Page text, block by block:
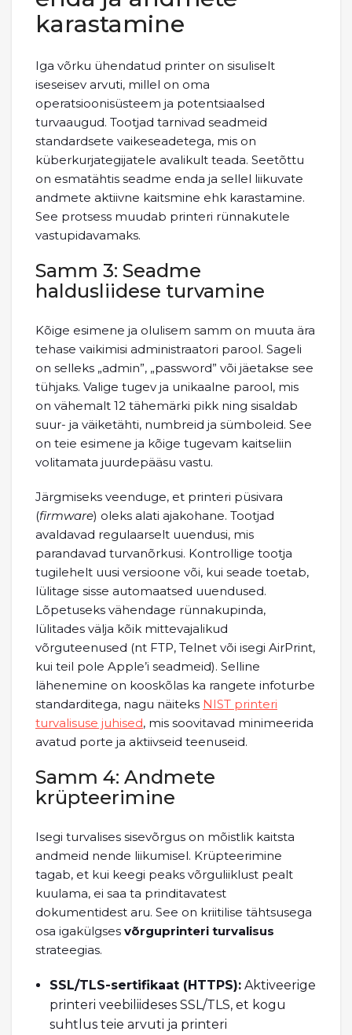
karastamine
Iga võrku ühendatud printer on sisuliselt
iseseisev arvuti, millel on oma
operatsioonisüsteem ja potentsiaalsed
turvaaugud. Tootjad tarnivad seadmeid
standardsete vaikeseadetega, mis on
küberkurjategijatele avalikult teada. Seetõttu
on esmatähtis seadme enda ja sellel liikuvate
andmete aktiivne kaitsmine ehk karastamine.
See protsess muudab printeri rünnakutele
vastupidavamaks.
Samm 3: Seadme
haldusliidese turvamine
Kõige esimene ja olulisem samm on muuta ära
tehase vaikimisi administraatori parool. Sageli
on selleks „admin”, „password” või jäetakse see
tühjaks. Valige tugev ja unikaalne parool, mis
on vähemalt 12 tähemärki pikk ning sisaldab
suur- ja väiketähti, numbreid ja sümboleid. See
on teie esimene ja kõige tugevam kaitseliin
volitamata juurdepääsu vastu.
Järgmiseks veenduge, et printeri püsivara
(firmware) oleks alati ajakohane. Tootjad
avaldavad regulaarselt uuendusi, mis
parandavad turvanõrkusi. Kontrollige tootja
tugilehelt uusi versioone või, kui seade toetab,
lülitage sisse automaatsed uuendused.
Lõpetuseks vähendage rünnakupinda,
lülitades välja kõik mittevajalikud
võrguteenused (nt FTP, Telnet või isegi AirPrint,
kui teil pole Apple’i seadmeid). Selline
lähenemine on kooskõlas ka rangete infoturbe
standarditega, nagu näiteks NIST printeri
turvalisuse juhised, mis soovitavad minimeerida
avatud porte ja aktiivseid teenuseid.
Samm 4: Andmete
krüpteerimine
Isegi turvalises sisevõrgus on mõistlik kaitsta
andmeid nende liikumisel. Krüpteerimine
tagab, et kui keegi peaks võrguliiklust pealt
kuulama, ei saa ta prinditavatest
dokumentidest aru. See on kriitilise tähtsusega
osa igakülgses võrguprinteri turvalisus
strateegias.
SSL/TLS-sertifikaat (HTTPS): Aktiveerige
printeri veebiliideses SSL/TLS, et kogu
suhtlus teie arvuti ja printeri